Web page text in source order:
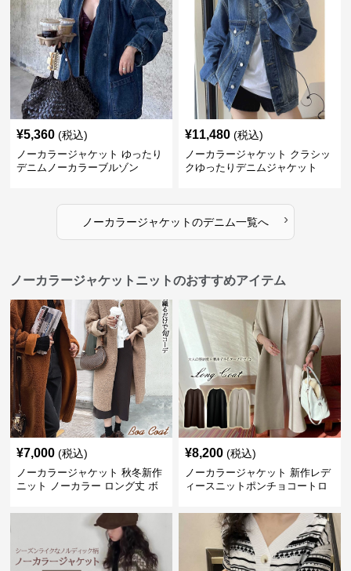
¥5,360 (税込)
ノーカラージャケット ゆったり
デニムノーカラーブルゾン
¥11,480 (税込)
ノーカラージャケット クラシッ
クゆったりデニムジャケット
ノーカラージャケットのデニム一覧へ ›
ノーカラージャケットニットのおすすめアイテム
¥7,000 (税込)
ノーカラージャケット 秋冬新作
ニット ノーカラー ロング丈 ボ
¥8,200 (税込)
ノーカラージャケット 新作レデ
ィースニットポンチョコートロ